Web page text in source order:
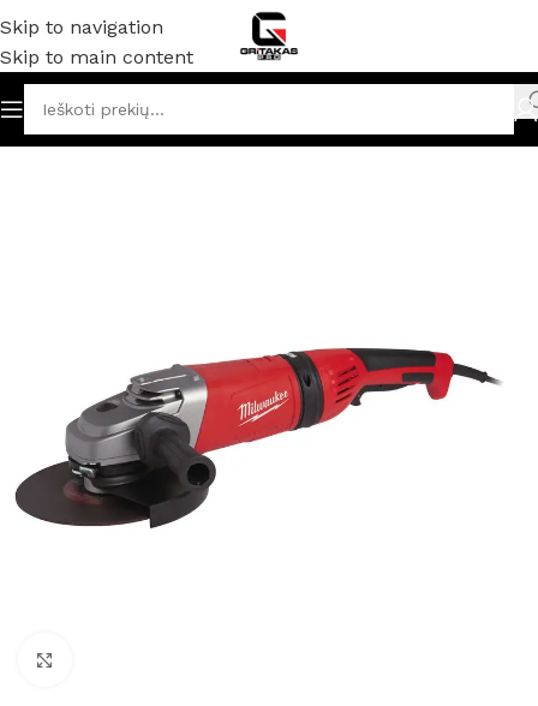
Skip to navigation
Skip to main content
ir elektriniai įrankiai Kampiniai šlifuokliai